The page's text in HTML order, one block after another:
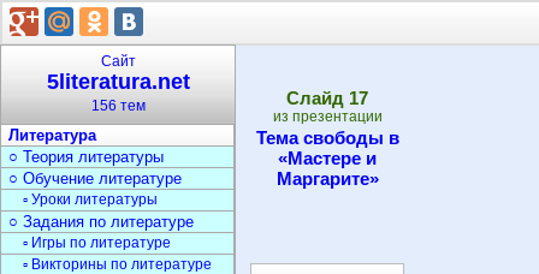
Cлайд 17
из презентации
Тема свободы в
«Мастере и
Маргарите»
Сайт
5literatura.net
156 тем
Литература
○ Теория литературы
○ Обучение литературе
▫ Уроки литературы
○ Задания по литературе
▫ Игры по литературе
▫ Викторины по литературе